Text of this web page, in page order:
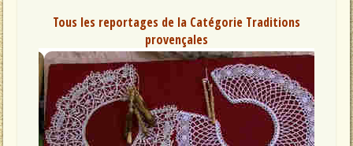
Tous les reportages de la Catégorie Traditions
provençales